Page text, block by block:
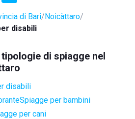
di Bari Noicàttaro
disabili
di spiagge nel
disabili
Spiagge per bambini
per cani